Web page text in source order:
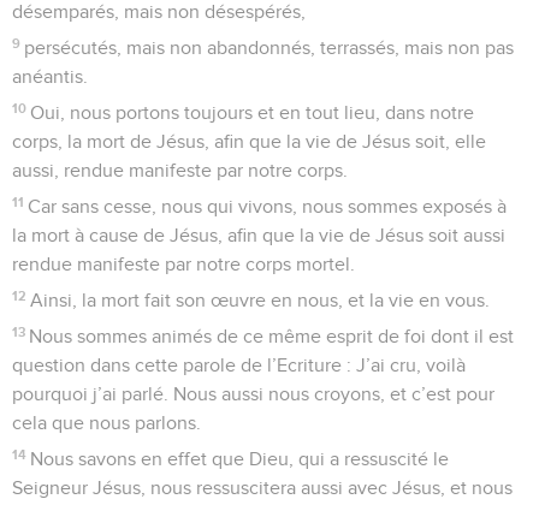
désemparés, mais non désespérés,
9 persécutés, mais non abandonnés, terrassés, mais non pas
anéantis.
10 Oui, nous portons toujours et en tout lieu, dans notre
corps, la mort de Jésus, afin que la vie de Jésus soit, elle
aussi, rendue manifeste par notre corps.
11 Car sans cesse, nous qui vivons, nous sommes exposés à
la mort à cause de Jésus, afin que la vie de Jésus soit aussi
rendue manifeste par notre corps mortel.
12 Ainsi, la mort fait son œuvre en nous, et la vie en vous.
13 Nous sommes animés de ce même esprit de foi dont il est
question dans cette parole de l’Ecriture : J’ai cru, voilà
pourquoi j’ai parlé. Nous aussi nous croyons, et c’est pour
cela que nous parlons.
14 Nous savons en effet que Dieu, qui a ressuscité le
Seigneur Jésus, nous ressuscitera aussi avec Jésus, et nous